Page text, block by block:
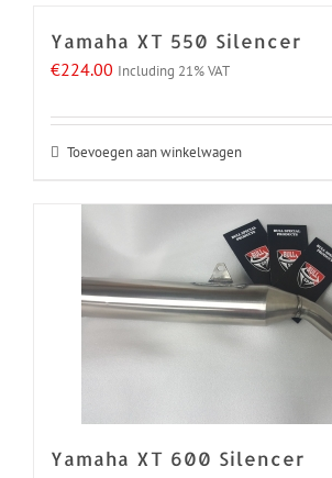
Yamaha XT 550 Silencer
€224.00 Including 21% VAT
Toevoegen aan winkelwagen
Yamaha XT 600 Silencer